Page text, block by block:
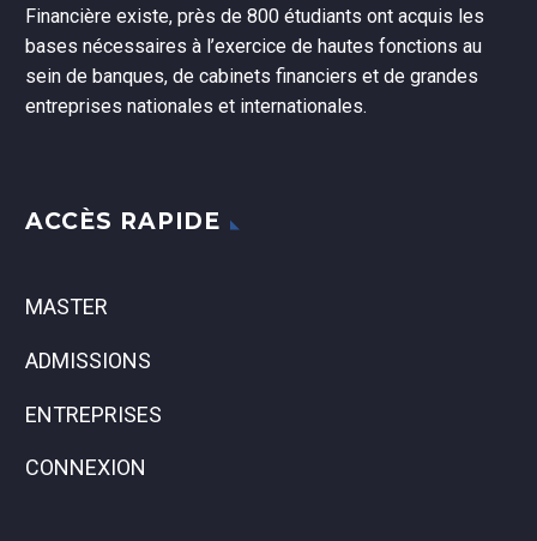
Financière existe, près de 800 étudiants ont acquis les
bases nécessaires à l’exercice de hautes fonctions au
sein de banques, de cabinets financiers et de grandes
entreprises nationales et internationales.
ACCÈS RAPIDE
MASTER
ADMISSIONS
ENTREPRISES
CONNEXION